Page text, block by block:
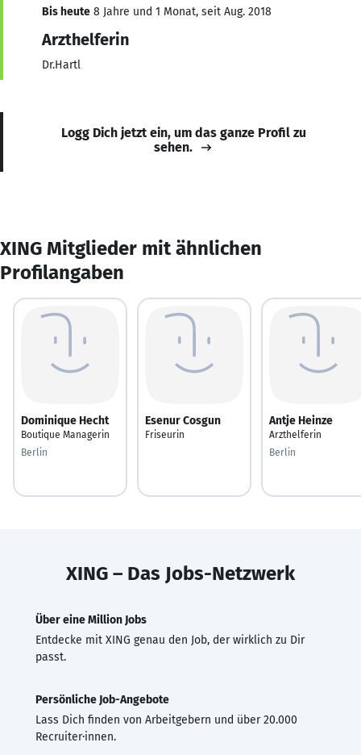
Bis heute 8 Jahre und 1 Monat, seit Aug. 2018
Arzthelferin
Dr.Hartl
Logg Dich jetzt ein, um das ganze Profil zu
sehen.
XING Mitglieder mit ähnlichen
Profilangaben
Dominique Hecht
Boutique Managerin
Berlin
Esenur Cosgun
Friseurin
Antje Heinze
Arzthelferin
Berlin
XING – Das Jobs-Netzwerk
Über eine Million Jobs
Entdecke mit XING genau den Job, der wirklich zu Dir
passt.
Persönliche Job-Angebote
Lass Dich finden von Arbeitgebern und über 20.000
Recruiter·innen.